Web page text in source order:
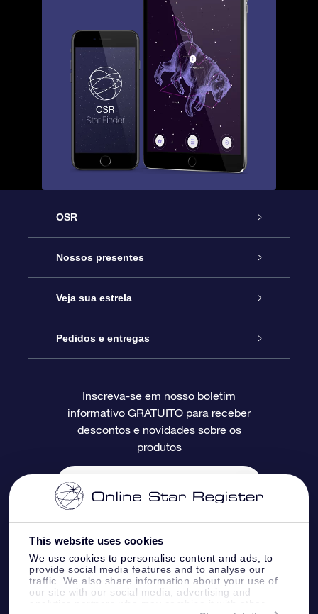
This website uses cookies
We use cookies to personalise content and ads, to
provide social media features and to analyse our
traffic. We also share information about your use of
our site with our social media, advertising and
OSR
Serviço
Entre em contato conosco
Blog
Avaliações
Nossos presentes
Presente estrelar on-line
Pacote de presente da OSR
O cartão de presente da OSR
Presentes corporativos
Veja sua estrela
Star Register
Página estelar personalizada
Um Milhão de Estrelas
OSR Starsaver
Aplicativo RV Fly me to the stars
Pedidos e entregas
Informações de pagamento
Política de devolução
Constelações
Inscreva-se em nosso boletim
informativo GRATUITO para receber
descontos e novidades sobre os
produtos
- Laan van de Maagd